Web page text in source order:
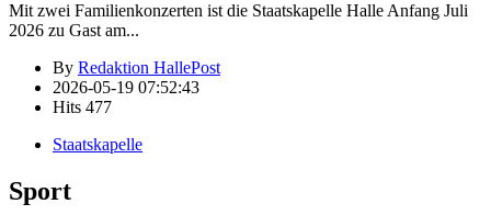
Mit zwei Familienkonzerten ist die Staatskapelle Halle Anfang Juli
2026 zu Gast am...
By Redaktion HallePost
2026-05-19 07:52:43
Hits 477
Staatskapelle
Sport